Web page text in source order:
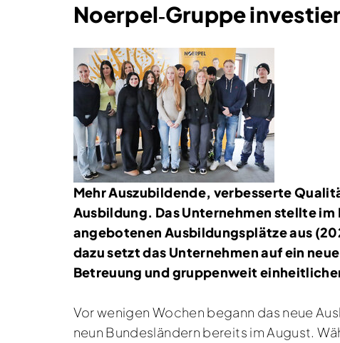
Noerpel‑Gruppe
Mehr Auszubildende, verbesserte
Ausbildung. Das Unternehmen stellte
angebotenen Ausbildungsplätze aus
dazu setzt das Unternehmen auf ein
Betreuung und gruppenweit
Vor wenigen Wochen begann das neue
neun Bundesländern bereits im August.